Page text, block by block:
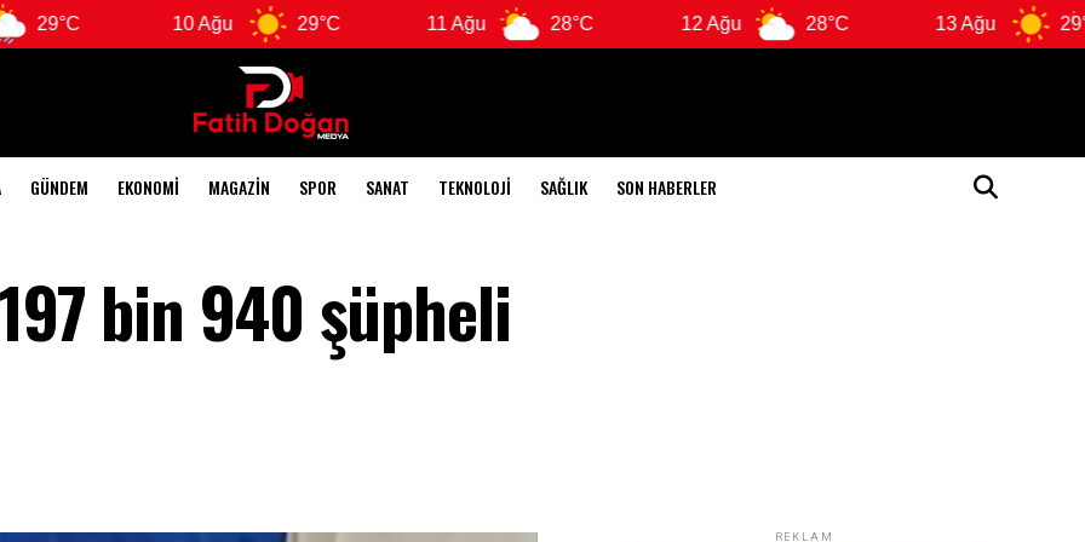
10 Ağu 29°C 11 Ağu 28°C 12 Ağu 28°C 13 Ağu 29°C
GÜNDEM EKONOMI MAGAZIN SPOR SANAT TEKNOLOJI SAĞLIK SON HABERLER
bin 940 şüpheli
REKLAM